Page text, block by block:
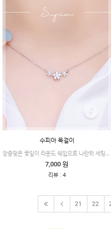
수피아 목걸이
앙증맞은 꽃잎이 라운드 쉐입으로 나란히 세팅되어 있는 모습이 너무 사랑스러운 제품이에요.
7,000 원
리뷰: 4
21 22